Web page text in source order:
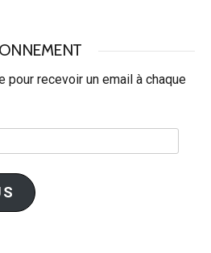
recevoir un email à chaque